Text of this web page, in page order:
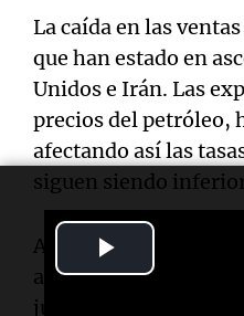
La caída en las
que han estado en
Unidos e Irán. Las
precios del petróleo,
afectando así las
siguen siendo
A pesar de la baja en
ascenso a nivel
junio en